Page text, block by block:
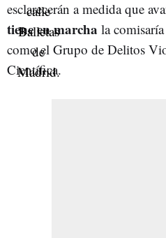
esclarecerán a medida que
tiene en marcha la
como el Grupo de Delitos
Científica.